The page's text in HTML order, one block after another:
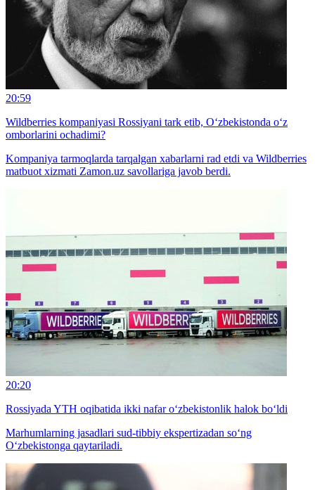
20:59
Wildberries kompaniyasi Rossiyani tark etib, O‘zbekistonda o‘z
omborlarini ochadimi?
Kompaniya tarmoqlarda tarqalgan xabarlarni rad etdi va Wildberries
matbuot xizmati Zamon.uz savollariga javob berdi.
20:20
Rossiyada YTH oqibatida ikki nafar o‘zbekistonlik halok bo‘ldi
Marhumlarning jasadlari sud-tibbiy ekspertizadan so‘ng
O‘zbekistonga qaytariladi.